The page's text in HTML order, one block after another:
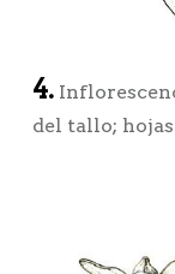
4.
del tallo;